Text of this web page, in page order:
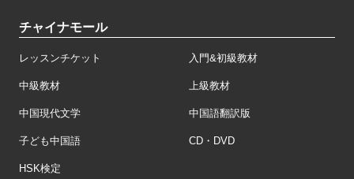
チャイナモール
レッスンチケット 入門&初級教材
中級教材 上級教材
中国現代文学 中国語翻訳版
子ども中国語 CD・DVD
HSK検定